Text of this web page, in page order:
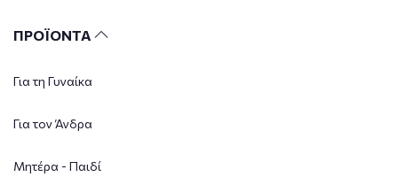
ΠΡΟΪΟΝΤΑ
Για τη Γυναίκα
Για τον Άνδρα
Μητέρα - Παιδί